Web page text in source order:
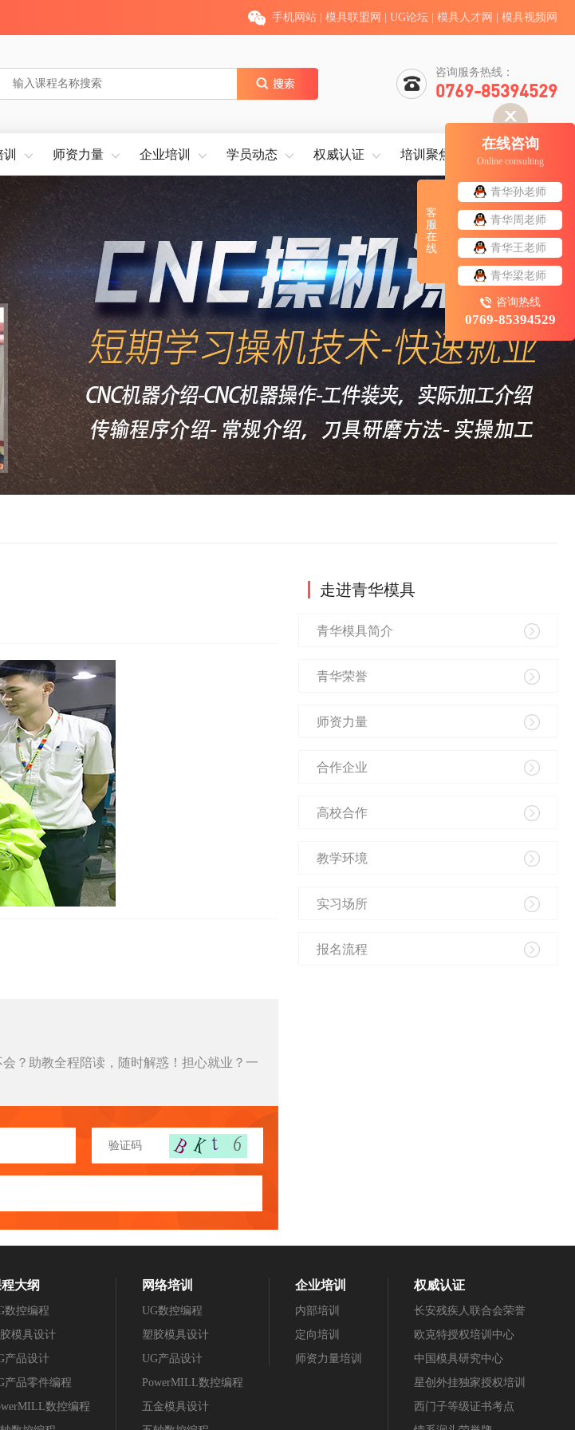
手机网站 模具联盟网 UG论坛 模具人才网 模具视频网
咨询服务热线：
0769-85394529
师资力量 企业培训 学员动态 权威认证 培训聚焦 就业服务
？助教全程陪读，随时解惑！担心就业？一
走进青华模具
青华模具简介
青华荣誉
师资力量
合作企业
高校合作
教学环境
实习场所
报名流程
大纲
数控编程
模具设计
产品设计
产品零件编程
数控编程
网络培训
UG数控编程
塑胶模具设计
UG产品设计
PowerMILL数控编程
五金模具设计
企业培训
内部培训
定向培训
师资力量培训
权威认证
长安残疾人联合会荣誉
欧克特授权培训中心
中国模具研究中心
星创外挂独家授权培训
西门子等级证书考点
在线咨询
Online consulting
青华孙老师
青华周老师
青华王老师
青华梁老师
咨询热线
0769-85394529
客
服
在
线